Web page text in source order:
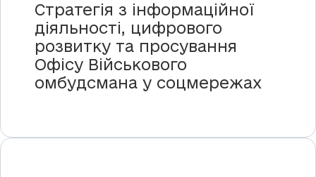
Стратегія з інформаційної
діяльності, цифрового
розвитку та просування
Офісу Військового
омбудсмана у соцмережах